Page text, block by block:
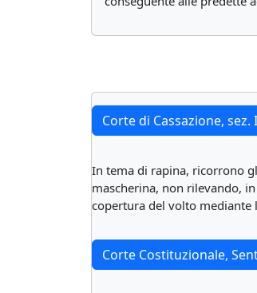
Corte di Cassazione,
In tema di rapina, ricorrono
mascherina, non rilevando,
copertura del volto mediante
Corte Costituzionale,